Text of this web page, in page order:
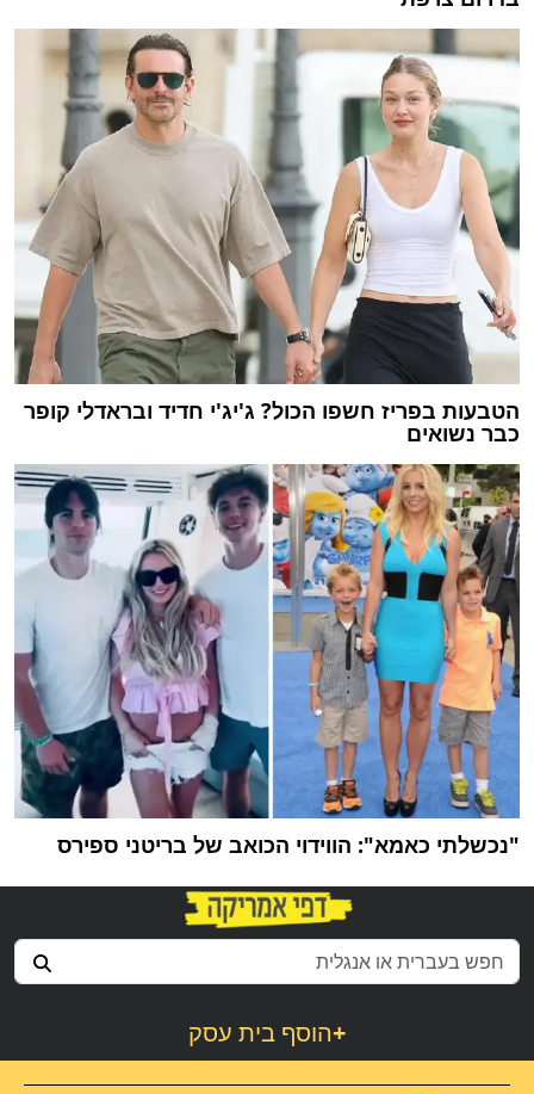
הטבעות בפריז חשפו הכול? ג'יג'י חדיד ובראדלי קופר
כבר נשואים
"נכשלתי כאמא": הווידוי הכואב של בריטני ספירס
הוסף בית עסק+